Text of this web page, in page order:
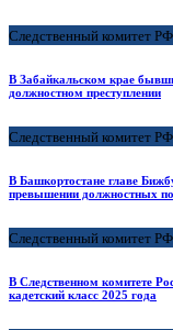
Следственный комитет РФ
В Забайкальском крае
должностном преступлении
Следственный комитет РФ
В Башкортостане главе
превышении должностных
Следственный комитет РФ
В Следственном комитете
кадетский класс 2025 года